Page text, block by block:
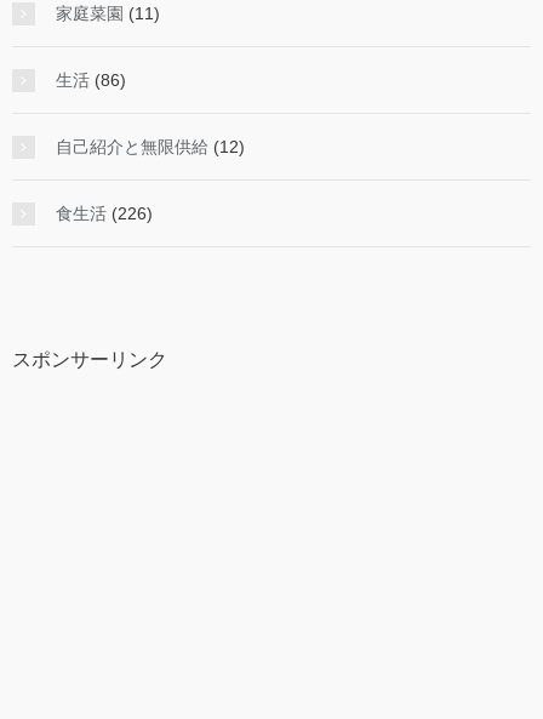
家庭菜園 (11)
生活 (86)
自己紹介と無限供給 (12)
食生活 (226)
スポンサーリンク